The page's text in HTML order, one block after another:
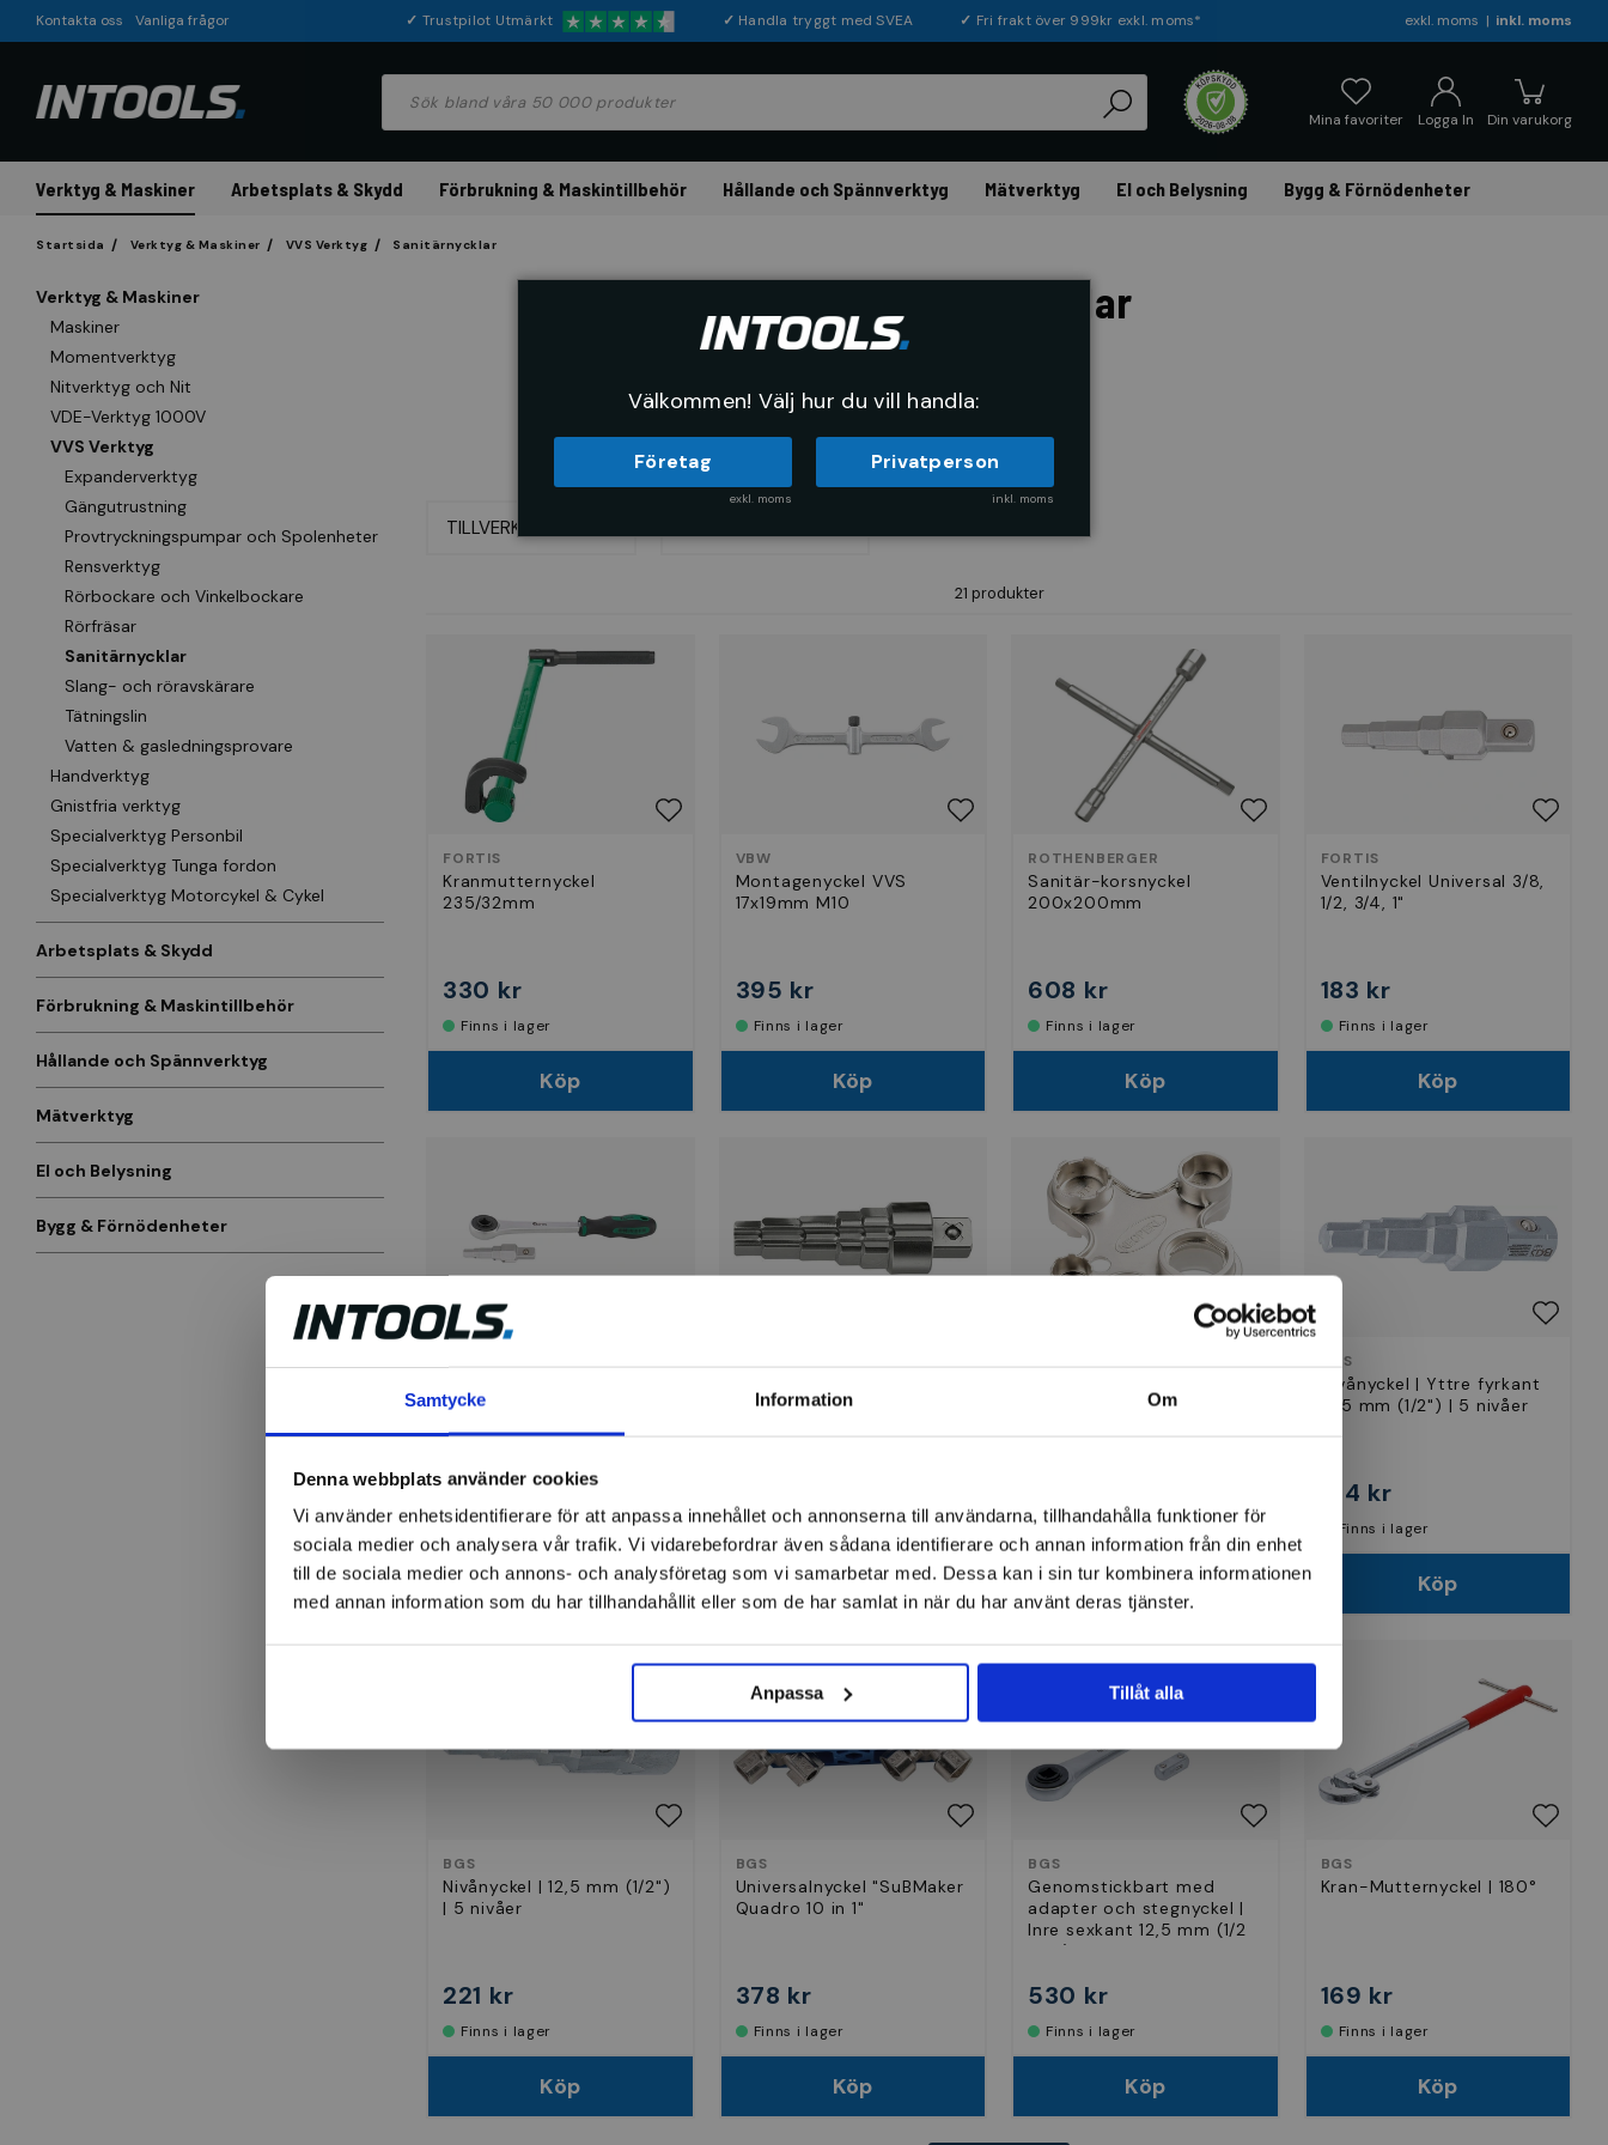
Samtycke Information Om
Denna webbplats använder cookies
Vi använder enhetsidentifierare för att anpassa innehållet och annonserna till användarna, tillhandahålla funktioner för
sociala medier och analysera vår trafik. Vi vidarebefordrar även sådana identifierare och annan information från din enhet
till de sociala medier och annons- och analysföretag som vi samarbetar med. Dessa kan i sin tur kombinera informationen
med annan information som du har tillhandahållit eller som de har samlat in när du har använt deras tjänster.
Anpassa Tillåt alla
exkl. moms inkl. moms
Kontakta oss Vanliga frågor ✓ Trustpilot Utmärkt ✓ Handla tryggt med SVEA ✓ Fri frakt över 999kr exkl. moms*
Din varukorg
Logga In
Mina favoriter
Verktyg & Maskiner Arbetsplats & Skydd Förbrukning & Maskintillbehör Hållande och Spännverktyg Mätverktyg El och Belysning Bygg & Förnödenheter
Startsida Verktyg & Maskiner VVS Verktyg Sanitärnycklar
Verktyg & Maskiner
Maskiner
Momentverktyg
Nitverktyg och Nit
VDE-Verktyg 1000V
VVS Verktyg
Expanderverktyg
Gängutrustning
Provtryckningspumpar och Spolenheter
Rensverktyg
Rörbockare och Vinkelbockare
Rörfräsar
Sanitärnycklar
Slang- och röravskärare
Tätningslin
Vatten & gasledningsprovare
Handverktyg
Gnistfria verktyg
Specialverktyg Personbil
Specialverktyg Tunga fordon
Specialverktyg Motorcykel & Cykel
Arbetsplats & Skydd
Förbrukning & Maskintillbehör
Hållande och Spännverktyg
Mätverktyg
El och Belysning
Bygg & Förnödenheter
Sanitärnycklar
TILLVERKARE
21 produkter
FORTIS
Kranmutternyckel
235/32mm
330 kr
Finns i lager
Köp
VBW
Montagenyckel VVS
17x19mm M10
395 kr
Finns i lager
Köp
ROTHENBERGER
Sanitär-korsnyckel
200x200mm
608 kr
Finns i lager
Köp
FORTIS
Ventilnyckel Universal 3/8,
1/2, 3/4, 1"
183 kr
Finns i lager
Köp
3/8, 1/2, 3/4, 1" m.
spärrhandtag 1/2"
475 kr
Finns i lager
Köp
Finns i lager
Köp
Finns i lager
Köp
BGS
Nivånyckel | Yttre fyrkant
12,5 mm (1/2") | 5 nivåer
214 kr
Finns i lager
Köp
BGS
Nivånyckel | 12,5 mm (1/2")
| 5 nivåer
221 kr
Finns i lager
Köp
BGS
Universalnyckel "SuBMaker
Quadro 10 in 1"
378 kr
Finns i lager
Köp
BGS
Genomstickbart med
adapter och stegnyckel |
Inre sexkant 12,5 mm (1/2
tum)
530 kr
Finns i lager
Köp
BGS
Kran-Mutternyckel | 180°
169 kr
Finns i lager
Köp
Välkommen! Välj hur du vill handla:
Företag
exkl. moms
Privatperson
inkl. moms